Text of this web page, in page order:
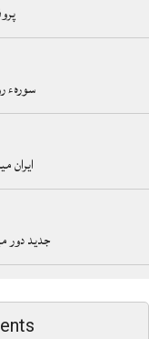
سورہء
ایران
جدید دور